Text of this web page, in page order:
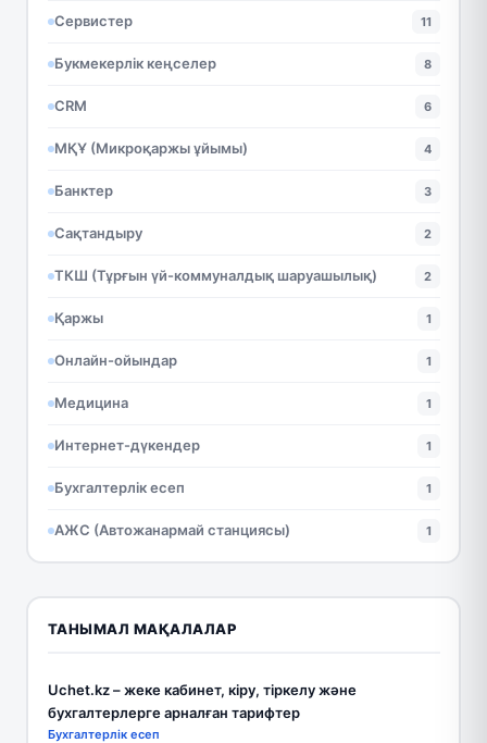
Сервистер 11
Букмекерлік кеңселер 8
CRM 6
МҚҰ (Микроқаржы ұйымы) 4
Банктер 3
Сақтандыру 2
ТКШ (Тұрғын үй-коммуналдық шаруашылық) 2
Қаржы 1
Онлайн-ойындар 1
Медицина 1
Интернет-дүкендер 1
Бухгалтерлік есеп 1
АЖС (Автожанармай станциясы) 1
ТАНЫМАЛ МАҚАЛАЛАР
Uchet.kz – жеке кабинет, кіру, тіркелу және
бухгалтерлерге арналған тарифтер
Бухгалтерлік есеп